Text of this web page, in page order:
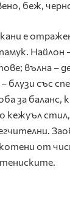
беж,
е
вълна –
блузи със
за баланс,
кежуъл стил,
от